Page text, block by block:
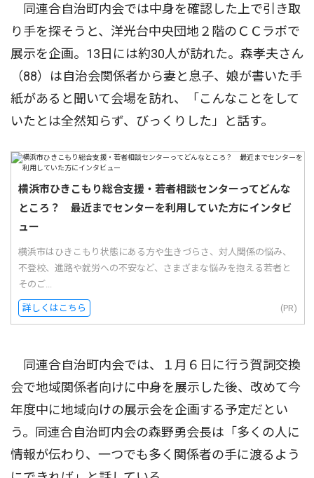
同連合自治町内会では中身を確認した上で引き取
り手を探そうと、洋光台中央団地２階のＣＣラボで
展示を企画。13日には約30人が訪れた。森孝夫さん
（88）は自治会関係者から妻と息子、娘が書いた手
紙があると聞いて会場を訪れ、「こんなことをして
いたとは全然知らず、びっくりした」と話す。
横浜市ひきこもり総合支援・若者相談センターってどんな
ところ？ 最近までセンターを利用していた方にインタビ
ュー
横浜市はひきこもり状態にある方や生きづらさ、対人関係の悩み、
不登校、進路や就労への不安など、さまざまな悩みを抱える若者と
そのご...
詳しくはこちら (PR)
同連合自治町内会では、１月６日に行う賀詞交換
会で地域関係者向けに中身を展示した後、改めて今
年度中に地域向けの展示会を企画する予定だとい
う。同連合自治町内会の森野勇会長は「多くの人に
情報が伝わり、一つでも多く関係者の手に渡るよう